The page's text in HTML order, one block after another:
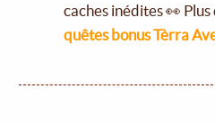
caches inédites 👀
quêtes bonus Tèrra